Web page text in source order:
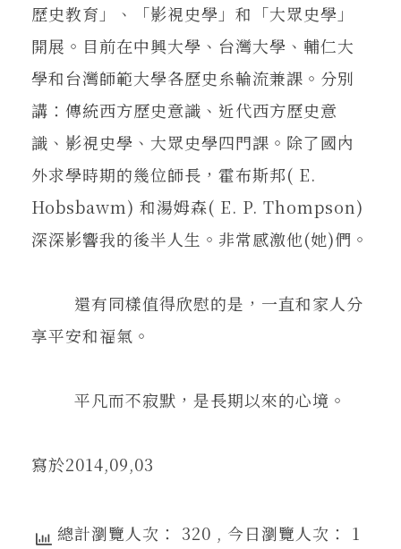
歷史教育」、「影視史學」和「大眾史學」
開展。目前在中興大學、台灣大學、輔仁大
學和台灣師範大學各歷史糸輪流兼課。分別
講：傳統西方歷史意識、近代西方歷史意
識、影視史學、大眾史學四門課。除了國內
外求學時期的幾位師長，霍布斯邦( E.
Hobsbawm) 和湯姆森( E. P. Thompson)
深深影響我的後半人生。非常感激他(她)們。
還有同樣值得欣慰的是，一直和家人分
享平安和福氣。
平凡而不寂默，是長期以來的心境。
寫於2014,09,03
總計瀏覽人次： 320 , 今日瀏覽人次： 1